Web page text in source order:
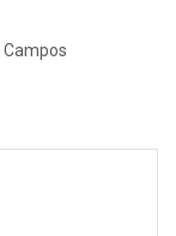
Campos